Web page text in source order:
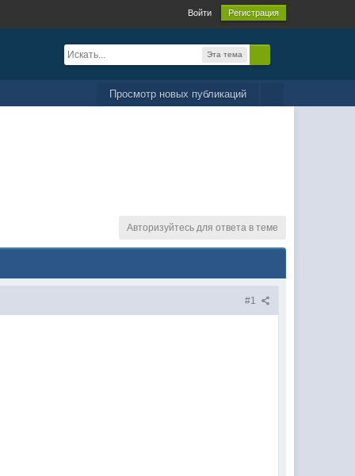
Войти Регистрация
Эта тема
Просмотр новых публикаций
Авторизуйтесь для ответа в теме
#1